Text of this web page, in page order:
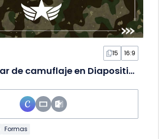
15 16:9
Fondo militar de camuflaje en Diapositivas
Formas